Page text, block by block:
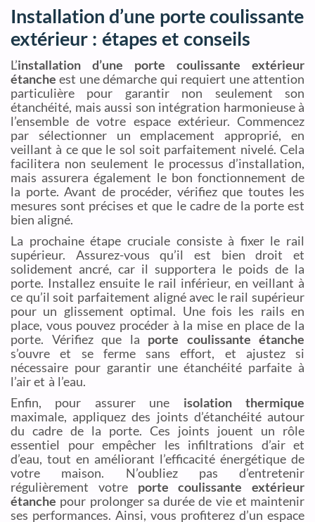
Installation d’une porte coulissante
extérieur : étapes et conseils
L’installation d’une porte coulissante extérieur
étanche est une démarche qui requiert une attention
particulière pour garantir non seulement son
étanchéité, mais aussi son intégration harmonieuse à
l’ensemble de votre espace extérieur. Commencez
par sélectionner un emplacement approprié, en
veillant à ce que le sol soit parfaitement nivelé. Cela
facilitera non seulement le processus d’installation,
mais assurera également le bon fonctionnement de
la porte. Avant de procéder, vérifiez que toutes les
mesures sont précises et que le cadre de la porte est
bien aligné.
La prochaine étape cruciale consiste à fixer le rail
supérieur. Assurez-vous qu’il est bien droit et
solidement ancré, car il supportera le poids de la
porte. Installez ensuite le rail inférieur, en veillant à
ce qu’il soit parfaitement aligné avec le rail supérieur
pour un glissement optimal. Une fois les rails en
place, vous pouvez procéder à la mise en place de la
porte. Vérifiez que la porte coulissante étanche
s’ouvre et se ferme sans effort, et ajustez si
nécessaire pour garantir une étanchéité parfaite à
l’air et à l’eau.
Enfin, pour assurer une isolation thermique
maximale, appliquez des joints d’étanchéité autour
du cadre de la porte. Ces joints jouent un rôle
essentiel pour empêcher les infiltrations d’air et
d’eau, tout en améliorant l’efficacité énergétique de
votre maison. N’oubliez pas d’entretenir
régulièrement votre porte coulissante extérieur
étanche pour prolonger sa durée de vie et maintenir
ses performances. Ainsi, vous profiterez d’un espace